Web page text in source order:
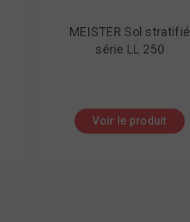
MEISTER Sol stratifié
série LL 250
Voir le produit